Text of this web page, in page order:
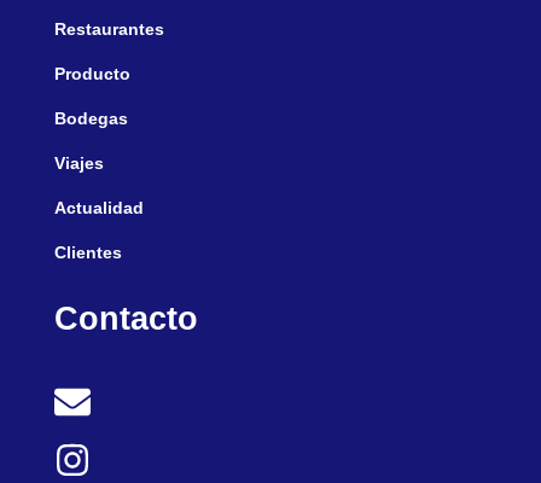
Restaurantes
Producto
Bodegas
Viajes
Actualidad
Clientes
Contacto